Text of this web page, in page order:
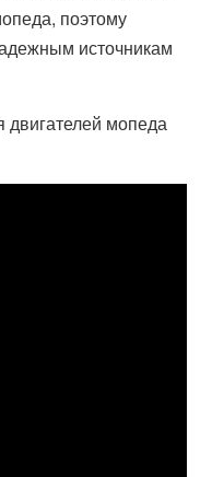
поэтому
источникам
двигателей мопеда